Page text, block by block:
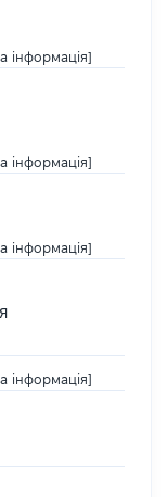
інформація]
інформація]
інформація]
інформація]